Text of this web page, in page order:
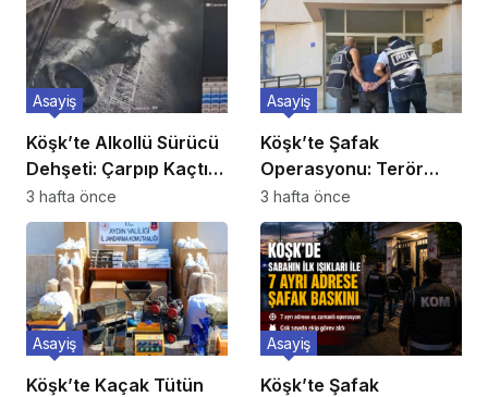
Köşk’te Alkollü Sürücü
Dehşeti: Çarpıp Kaçtı,
Ehliyetine El Konuldu
Asayiş
3 hafta önce
Köşk’te Şafak
Operasyonu: Terör
Propagandacısı 5
Suriyeli Yakalandı
Asayiş
3 hafta önce
Köşk’te Kaçak Tütün
Asayiş
Köşk’te Şafak
Asayiş